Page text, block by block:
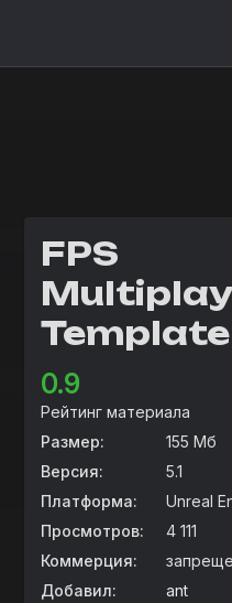
FPS
Template
0.9
Рейтинг материала
Размер:
155 Мб
Версия:
5.1
Платформа:
Unreal
Просмотров:
4 111
Коммерция:
Добавил:
ant